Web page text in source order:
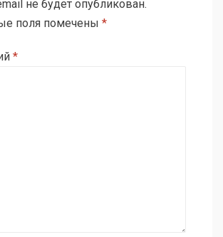
не будет опубликован.
поля помечены *
*